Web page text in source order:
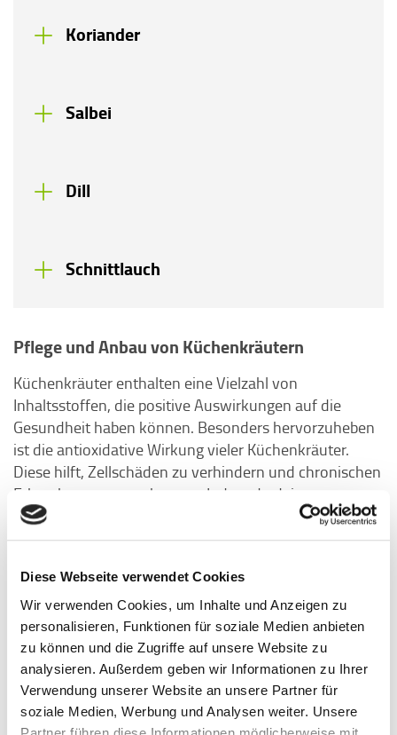
Diese Webseite verwendet Cookies
Wir verwenden Cookies, um Inhalte und Anzeigen zu
personalisieren, Funktionen für soziale Medien anbieten
zu können und die Zugriffe auf unsere Website zu
analysieren. Außerdem geben wir Informationen zu Ihrer
Verwendung unserer Website an unsere Partner für
soziale Medien, Werbung und Analysen weiter. Unsere
Koriander
Salbei
Dill
Schnittlauch
Pflege und Anbau von Küchenkräutern
Küchenkräuter enthalten eine Vielzahl von
Inhaltsstoffen, die positive Auswirkungen auf die
Gesundheit haben können. Besonders hervorzuheben
ist die antioxidative Wirkung vieler Küchenkräuter.
Diese hilft, Zellschäden zu verhindern und chronischen
Erkrankungen vorzubeugen. Indem du deine
Mahlzeiten regelmäßig mit frischen Kräutern
verfeinerst und verschiedene Kräuter in deiner
Mitteln deine Gesundheit fördern.
Hier findest du eine Reihe leckerer Rezepte, die du
mit Kräutern noch besser genießen kannst . Damit du
lange Freude an deinen Küchenkräutern hast, findest
du im Folgenden oderals Downloadeinige
Pflegehinweise für den Anbau zu Hause: